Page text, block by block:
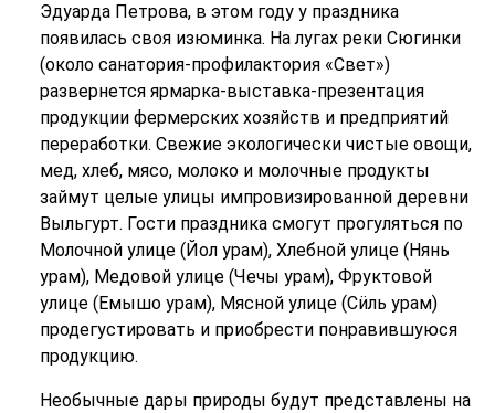
Эдуарда Петрова, в этом году у праздника
появилась своя изюминка. На лугах реки Сюгинки
(около санатория-профилактория «Свет»)
развернется ярмарка-выставка-презентация
продукции фермерских хозяйств и предприятий
переработки. Свежие экологически чистые овощи,
мед, хлеб, мясо, молоко и молочные продукты
займут целые улицы импровизированной деревни
Выльгурт. Гости праздника смогут прогуляться по
Молочной улице (Йол урам), Хлебной улице (Нянь
урам), Медовой улице (Чечы урам), Фруктовой
улице (Емышо урам), Мясной улице (Сӥль урам)
продегустировать и приобрести понравившуюся
продукцию.
Необычные дары природы будут представлены на